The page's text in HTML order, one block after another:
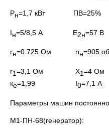
Рн=1,7 кВт
Iн=5/8,5 А E2н
rн=0.725 Ом nн=905
r1=3,1 Ом X1=4
ке=1,99 I0
Параметры машин
М1-ПН-68(генератор):